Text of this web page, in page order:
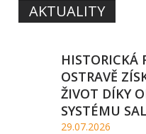
AKTUALITY
HISTORICKÁ
OSTRAVĚ
ŽIVOT DÍKY
SYSTÉMU
29.07.2026